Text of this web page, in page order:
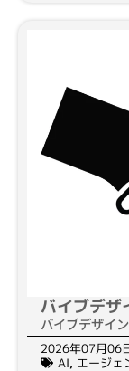
バイブデ
バイブデザイ
2026年07月06
AI, エージェ